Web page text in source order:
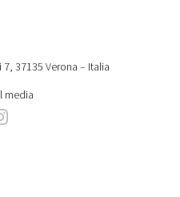
7, 37135 Verona – Italia
media